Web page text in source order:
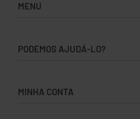
MENU
Loja
PODEMOS AJUDÁ-LO?
Devoluções & Reembolsos
MINHA CONTA